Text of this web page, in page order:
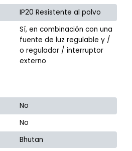
IP20 Resistente al polvo
Sí, en combinación con una
fuente de luz regulable y /
o regulador / interruptor
externo
No
No
Bhutan